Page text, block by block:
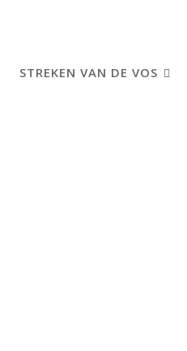
STREKEN VAN DE VOS